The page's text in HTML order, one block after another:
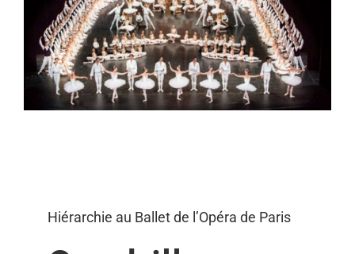
Hiérarchie au Ballet de l’Opéra de Paris